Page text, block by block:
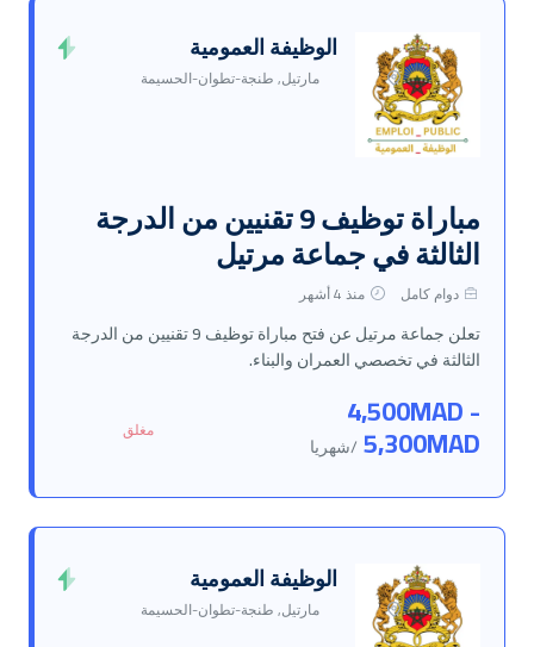
الوظيفة العمومية
مارتيل, طنجة-تطوان-الحسيمة
مباراة توظيف 9 تقنيين من الدرجة
الثالثة في جماعة مرتيل
دوام كامل منذ 4 أشهر
تعلن جماعة مرتيل عن فتح مباراة توظيف 9 تقنيين من الدرجة
الثالثة في تخصصي العمران والبناء.
4,500MAD -
5,300MAD /شهريا
مغلق
الوظيفة العمومية
مارتيل, طنجة-تطوان-الحسيمة